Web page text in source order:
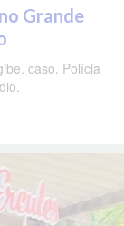
Grande
caso. Polícia